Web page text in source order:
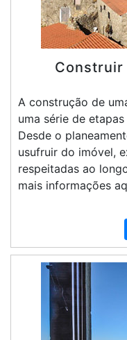
Construir
A construção de
uma série de
Desde o
usufruir do imóvel,
respeitadas ao
mais informações